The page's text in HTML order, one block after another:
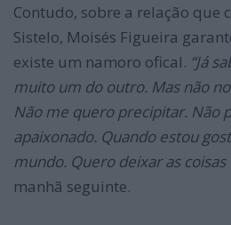
Contudo, sobre a relação que
Sistelo, Moisés Figueira
existe um namoro ofical. “Já
muito um do outro. Mas não
Não me quero precipitar. Não
apaixonado. Quando estou
mundo. Quero deixar as coisas
manhã seguinte.